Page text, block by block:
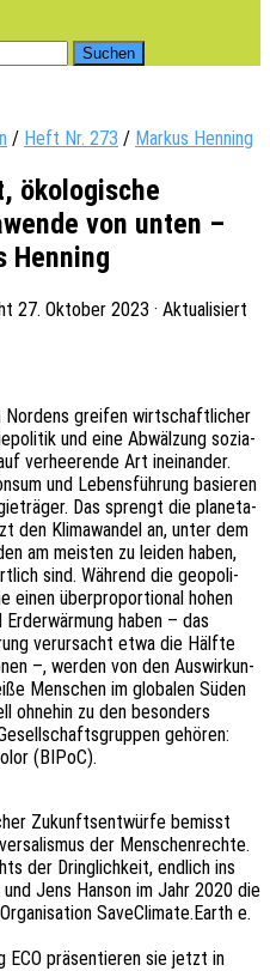
/ Heft Nr. 273 / Markus Henning
ökologische
von unten –
Henning
27. Oktober 2023 · Aktualisiert
Nordens grei­fen wirt­schaft­li­cher
und eine Abwäl­zung sozia­
verhee­ren­de Art inein­an­der.
und Lebens­füh­rung basie­ren
Das sprengt die plane­ta­
den Klima­wan­del an, unter dem
am meis­ten zu leiden haben,
sind. Während die geopo­li­
einen über­pro­por­tio­nal hohen
haben – das
verur­sacht etwa die Hälfte
–, werden von den Auswir­kun­
Menschen im globa­len Süden
ohne­hin zu den beson­ders
gehö­ren:
(BIPoC).
Zukunfts­ent­wür­fe bemisst
der Menschen­rech­te.
der Dring­lich­keit, endlich ins
Jens Hanson im Jahr 2020 die
SaveClimate.Earth e.
ECO präsen­tie­ren sie jetzt in